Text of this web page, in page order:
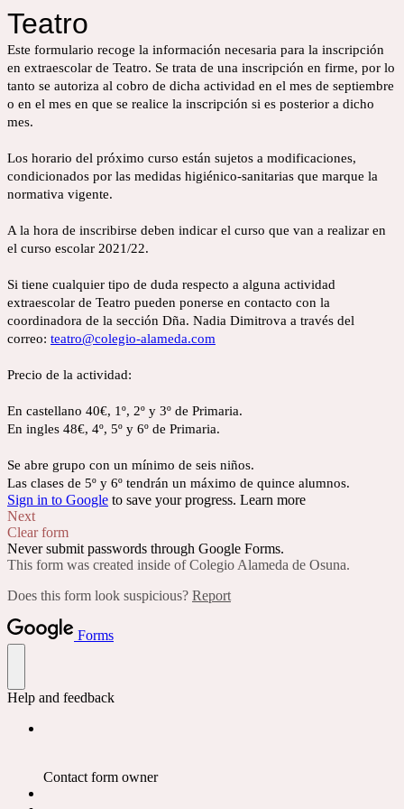
Teatro
Este formulario recoge la información necesaria para la inscripción
en extraescolar de Teatro. Se trata de una inscripción en firme, por lo
tanto se autoriza al cobro de dicha actividad en el mes de septiembre
o en el mes en que se realice la inscripción si es posterior a dicho
mes.
Los horario del próximo curso están sujetos a modificaciones,
condicionados por las medidas higiénico-sanitarias que marque la
normativa vigente.
A la hora de inscribirse deben indicar el curso que van a realizar en
el curso escolar 2021/22.
Si tiene cualquier tipo de duda respecto a alguna actividad
extraescolar de Teatro pueden ponerse en contacto con la
coordinadora de la sección Dña. Nadia Dimitrova a través del
correo: teatro@colegio-alameda.com
Precio de la actividad:
En castellano 40€, 1º, 2º y 3º de Primaria.
En ingles 48€, 4º, 5º y 6º de Primaria.
Se abre grupo con un mínimo de seis niños.
Las clases de 5º y 6º tendrán un máximo de quince alumnos.
Sign in to Google to save your progress. Learn more
Next
Clear form
Never submit passwords through Google Forms.
This form was created inside of Colegio Alameda de Osuna.
Does this form look suspicious? Report
Forms
Help and feedback
Contact form owner